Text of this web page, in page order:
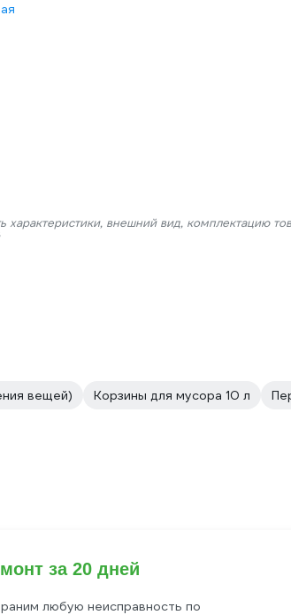
характеристики, внешний вид, комплектацию
вещей) Корзины для мусора 10 л
за 20 дней
любую неисправность по